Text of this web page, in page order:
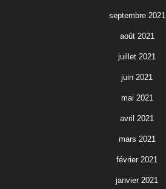
septembre 2021
août 2021
juillet 2021
juin 2021
mai 2021
avril 2021
mars 2021
février 2021
janvier 2021